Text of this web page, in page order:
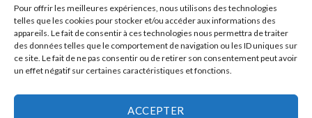
Pour offrir les meilleures expériences, nous utilisons des technologies
telles que les cookies pour stocker et/ou accéder aux informations des
appareils. Le fait de consentir à ces technologies nous permettra de traiter
des données telles que le comportement de navigation ou les ID uniques sur
ce site. Le fait de ne pas consentir ou de retirer son consentement peut avoir
un effet négatif sur certaines caractéristiques et fonctions.
ACCEPTER
CGV
Mentions Légales